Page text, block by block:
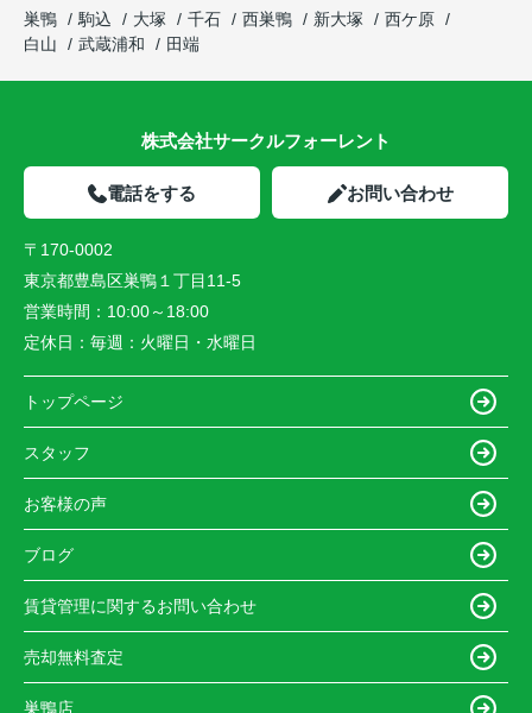
巣鴨
駒込 大塚 千石 西巣鴨 新大塚
西ケ原
白山
武蔵浦和 田端
株式会社サークルフォーレント
電話をする お問い合わせ
〒170-0002
東京都豊島区巣鴨１丁目11-5
営業時間： 10:00～18:00
定休日： 毎週：火曜日・水曜日
トップページ
スタッフ
お客様の声
ブログ
賃貸管理に関するお問い合わせ
売却無料査定
巣鴨店